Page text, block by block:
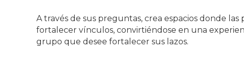
A través de sus preguntas, crea espacios donde
fortalecer vínculos, convirtiéndose en una
grupo que desee fortalecer sus lazos.